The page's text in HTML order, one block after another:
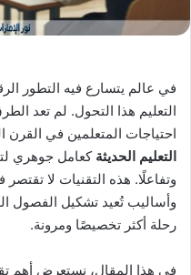
و
ن
في عالم يتسارع فيه التطور
التعليم هذا التحول. لم تعد
احتياجات المتعلمين في
التعليم الحديثة كعامل جوهري
وتفاعلًا. هذه التقنيات لا
وأساليب تُعيد تشكيل الفصول
رحلة أكثر تخصيصًا ومرونة.
في هذا المقال، نستعرض أهم